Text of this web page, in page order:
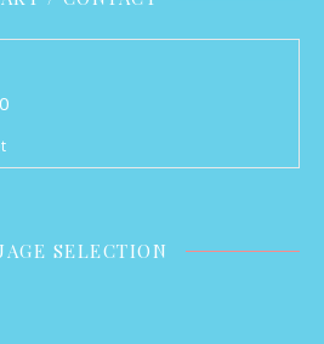
SELECTION